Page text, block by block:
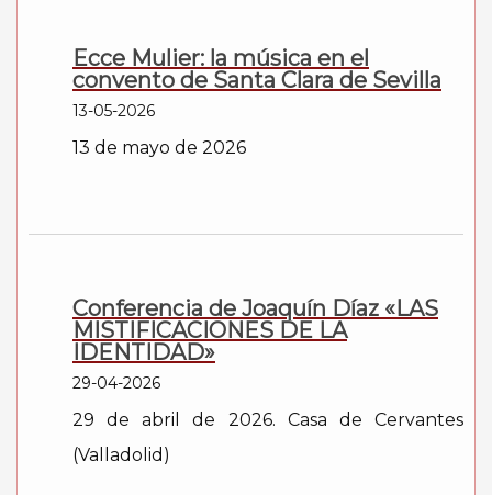
Ecce Mulier: la música en el
convento de Santa Clara de Sevilla
13-05-2026
13 de mayo de 2026
Conferencia de Joaquín Díaz «LAS
MISTIFICACIONES DE LA
IDENTIDAD»
29-04-2026
29 de abril de 2026. Casa de Cervantes
(Valladolid)